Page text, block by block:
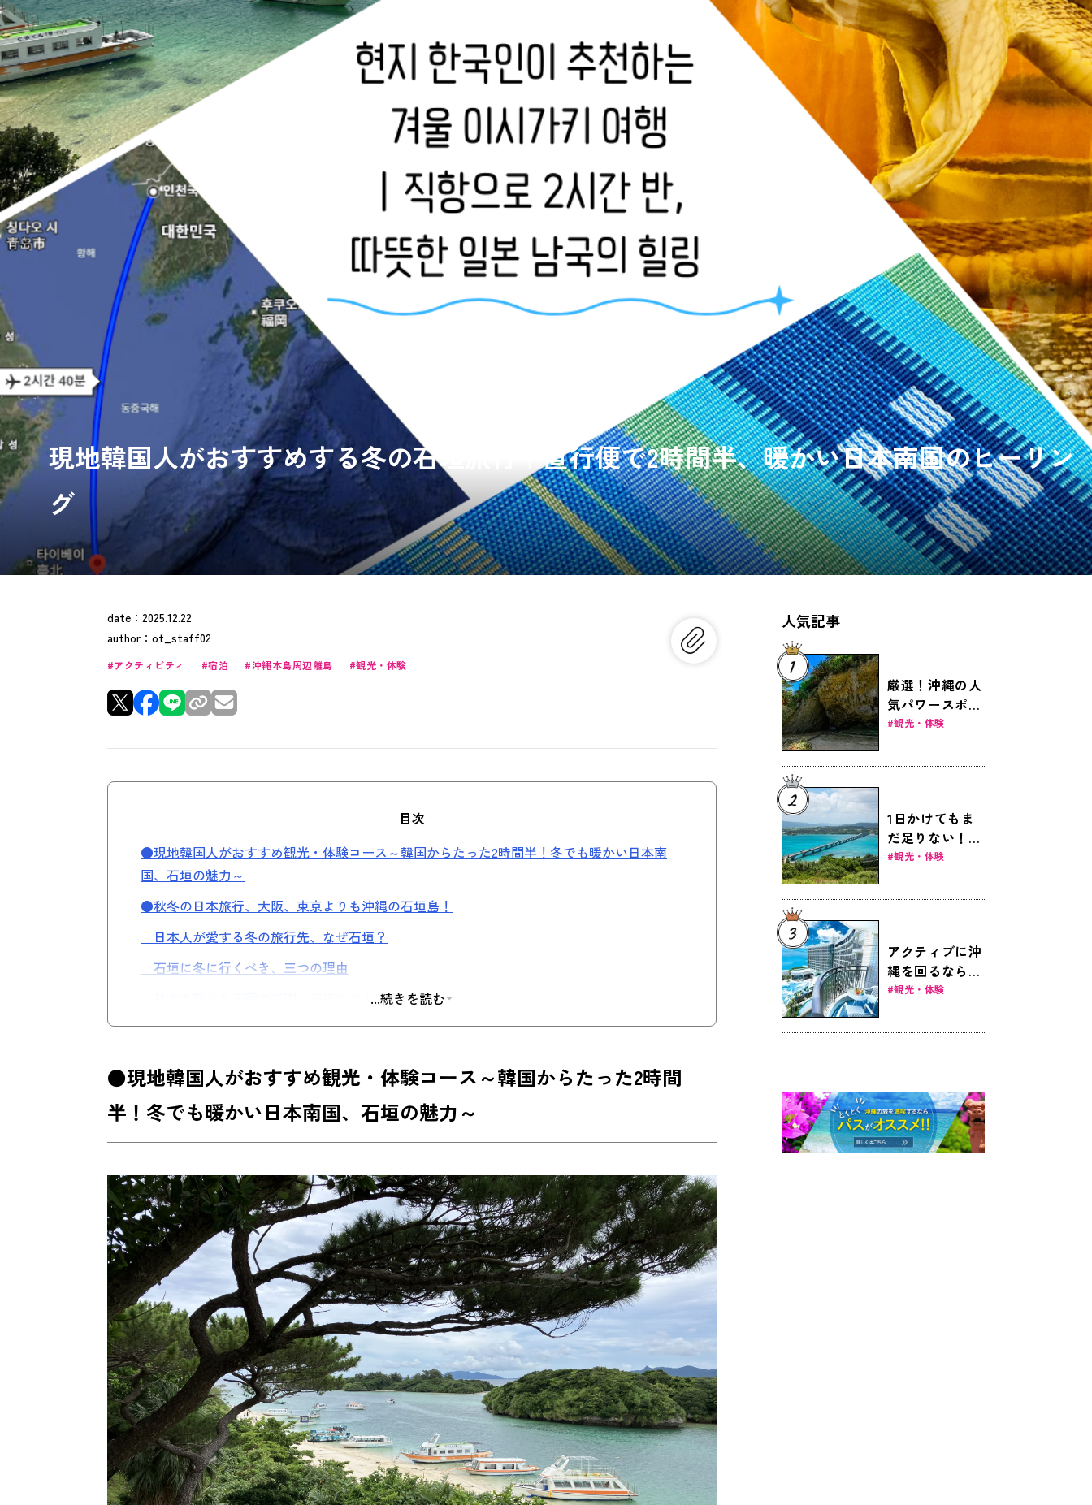
現地韓国人がおすすめする冬の石垣旅行｜直行便で2時間半、暖かい日本南国のヒーリン
グ
date： 2025.12.22
author： ot_staff02
アクティビティ 宿泊 沖縄本島周辺離島 観光・体験
目次
●現地韓国人がおすすめ観光・体験コース～韓国からたった2時間半！冬でも暖かい日本南
国、石垣の魅力～
●秋冬の日本旅行、大阪、東京よりも沖縄の石垣島！
日本人が愛する冬の旅行先、なぜ石垣？
石垣に冬に行くべき、三つの理由
日本の隠れた南国の楽園、石垣はどんな場所？
●仁川空港～石垣直行便 完璧整理
冬の石垣の天気 & 服装のヒント
●石垣旅行コースおすすめ｜現地人が選んだ必須観光地・体験 TOP 5
かわいい沖縄の守り神、自分だけのシーサー作り体験！이시가키지마 야에야마 관광 서비스
「石垣島八重山観光サービス」
伝統と自然が共存する石垣代表名所 이시가키 야이마무라「石垣やいま村」
伝統と感性が交わる場所、八重山の真髄を織りなす 아자미야 민사 공예관「あざみ屋みんさ
ー工芸館」
20万年の時間が作った大自然の芸術、日本最南端の鍾乳洞！이시가키지마 종유동굴「石垣
島鍾乳洞」<鍾乳洞入口写真>
石垣をフルコースで体験！専門家おまかせフルコース！히라타 관광 「平田観光」
●石垣旅行、これからは宿泊施設とグルメまで！
...続きを読む
●現地韓国人がおすすめ観光・体験コース～韓国からたった2時間
半！冬でも暖かい日本南国、石垣の魅力～
人気記事
厳選！沖縄の人
気パワースポッ
ト6選
観光・体験
1日かけてもま
だ足りない！見
どころ満載の女
本島北部編～
観光・体験
アクティブに沖
縄を回るなら那
覇滞在が便利！
テル8選
観光・体験